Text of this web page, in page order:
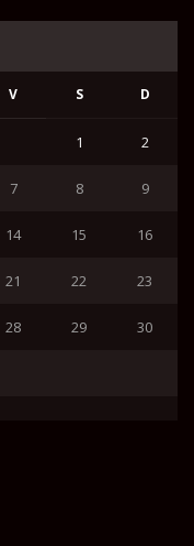
V S D
1 2
7 8 9
14 15 16
21 22 23
28 29 30